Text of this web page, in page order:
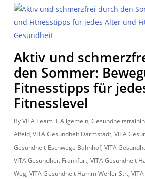
Aktiv und
den Sommer:
Fitnesstipps für
Fitnesslevel
ByVITA Team Allgemein,
Alfeld, VITA Gesundheit Darmstadt, VITA
Gesundheit Eschwege Bahnhof, VITA
VITA Gesundheit Frankfurt, VITA Gesundheit
Weg, VITA Gesundheit Hamm Werler Str.,